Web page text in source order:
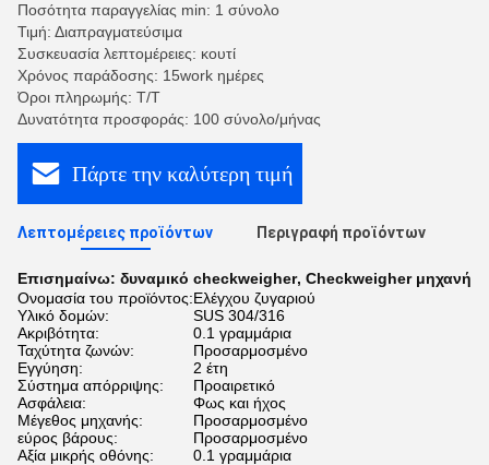
Ποσότητα παραγγελίας min: 1 σύνολο
Τιμή: Διαπραγματεύσιμα
Συσκευασία λεπτομέρειες: κουτί
Χρόνος παράδοσης: 15work ημέρες
Όροι πληρωμής: T/T
Δυνατότητα προσφοράς: 100 σύνολο/μήνας
Πάρτε την καλύτερη τιμή
Λεπτομέρειες προϊόντων Περιγραφή προϊόντων
Επισημαίνω: δυναμικό checkweigher, Checkweigher μηχανή
Ονομασία του προϊόντος:Ελέγχου ζυγαριού
Υλικό δομών:
SUS 304/316
Ακριβότητα:
0.1 γραμμάρια
Ταχύτητα ζωνών:
Προσαρμοσμένο
Εγγύηση:
2 έτη
Σύστημα απόρριψης:
Προαιρετικό
Ασφάλεια:
Φως και ήχος
Μέγεθος μηχανής:
Προσαρμοσμένο
εύρος βάρους:
Προσαρμοσμένο
Αξία μικρής οθόνης:
0.1 γραμμάρια